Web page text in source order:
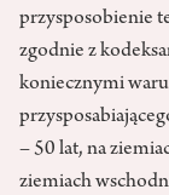
przysposobienie
zgodnie z
koniecznymi
– 50 lat, na
ziemiach